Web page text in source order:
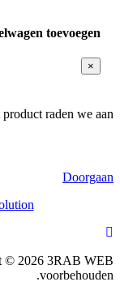
toevoegen
dit product raden we